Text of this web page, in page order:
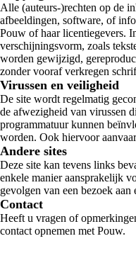
Alle (auteurs-)rechten op de
afbeeldingen, software, of
Pouw of haar licentiegevers.
verschijningsvorm, zoals
worden gewijzigd,
zonder vooraf verkregen
Virussen en veiligheid
De site wordt regelmatig
de afwezigheid van virussen
programmatuur kunnen
worden. Ook hiervoor
Andere sites
Deze site kan tevens links
enkele manier aansprakelijk
gevolgen van een bezoek aan
Contact
Heeft u vragen of
contact opnemen met Pouw.